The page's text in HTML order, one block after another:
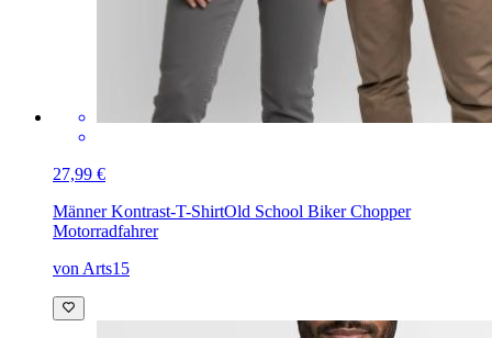
27,99 €
Männer Kontrast-T-ShirtOld School Biker Chopper
Motorradfahrer
von Arts15